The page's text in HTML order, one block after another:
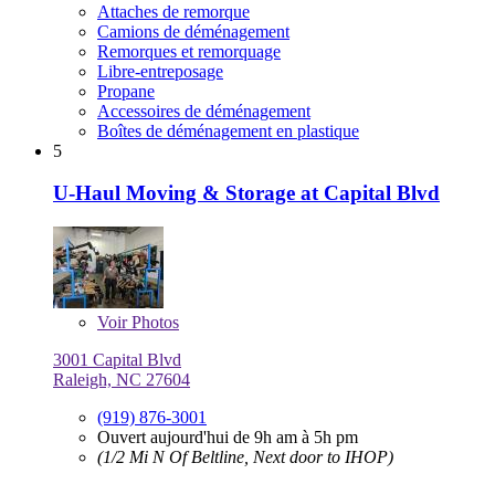
Attaches de remorque
Camions de déménagement
Remorques et remorquage
Libre-entreposage
Propane
Accessoires de déménagement
Boîtes de déménagement en plastique
5
U-Haul Moving & Storage at Capital Blvd
VoirPhotos
3001 Capital Blvd
Raleigh, NC 27604
(919) 876-3001
Ouvert aujourd'hui de 9h am à 5h pm
(1/2 Mi N Of Beltline, Next door to IHOP)